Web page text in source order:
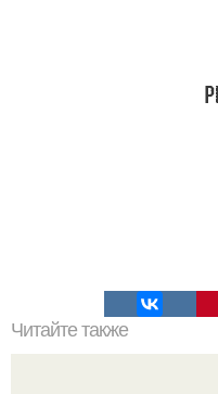
Читайте также